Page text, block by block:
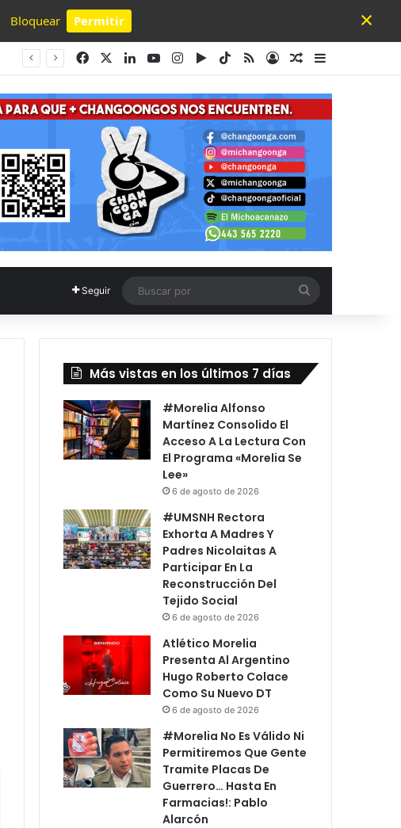
Bloquear Permitir
Powered by SendPulse
×
FacebookLinkedInYouTubeInstagram
Google Play
TikTok
RSSAccesoPublicación al
Barra lateral
Seguir
por
Más vistas en los últimos 7 días
#Morelia Alfonso
Martínez Consolido El
Acceso A La Lectura Con
El Programa «Morelia Se
Lee»
6 de agosto de 2026
#UMSNH Rectora
Exhorta A Madres Y
Padres Nicolaitas A
Participar En La
Reconstrucción Del
Tejido Social
6 de agosto de 2026
Atlético Morelia
Presenta Al Argentino
Hugo Roberto Colace
Como Su Nuevo DT
6 de agosto de 2026
#Morelia No Es Válido Ni
Permitiremos Que Gente
Tramite Placas De
Guerrero… Hasta En
Farmacias!: Pablo
Alarcón